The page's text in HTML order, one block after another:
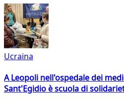
Ucraina
A Leopoli nell'ospedale dei
Sant'Egidio è scuola di